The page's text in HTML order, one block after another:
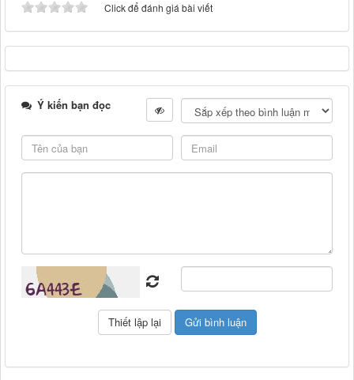
Click để đánh giá bài viết
Ý kiến bạn đọc